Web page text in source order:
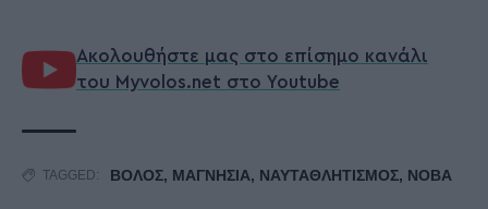
Ακολουθήστε μας στο επίσημο κανάλι
του Myvolos.net στο Youtube
TAGGED: ΒΟΛΟΣ, ΜΑΓΝΗΣΙΑ, ΝΑΥΤΑΘΛΗΤΙΣΜΟΣ, ΝΟΒΑ